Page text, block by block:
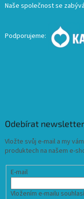
Naše společnost se
Podporujeme:
Odebírat newsletter
Vložte svůj e-mail a my
produktech na našem e-
E-mail
Vložením e-mailu